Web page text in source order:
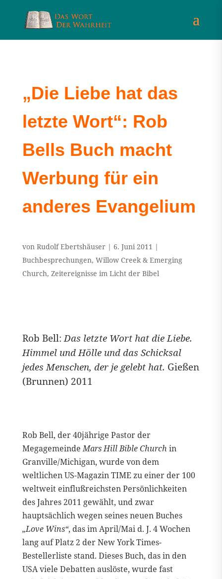
„Die Liebe hat das
letzte Wort“: Rob
Bells Buch macht
Werbung für ein
anderes Evangelium
von Rudolf Ebertshäuser| 6. Juni 2011 |
Buchbesprechungen, Willow Creek & Emerging
Church, Zeitereignisse im Licht der Bibel
Rob Bell:Das letzte Wort hat die Liebe.
Himmel und Hölle und das Schicksal
jedes Menschen, der je gelebt hat. Gießen
(Brunnen) 2011
Rob Bell, der 40jährige Pastor der
MegagemeindeMars Hill Bible Church in
Granville/Michigan, wurde von dem
weltlichen US-Magazin TIME zu einer der 100
weltweit einflußreichsten Persönlichkeiten
des Jahres 2011 gewählt, und zwar
hauptsächlich wegen seines neuen Buches
„Love Wins“, das im April/Mai d. J. 4 Wochen
lang auf Platz 2 der New York Times-
Bestellerliste stand. Dieses Buch, das in den
USA viele Debatten auslöste, wurde fast